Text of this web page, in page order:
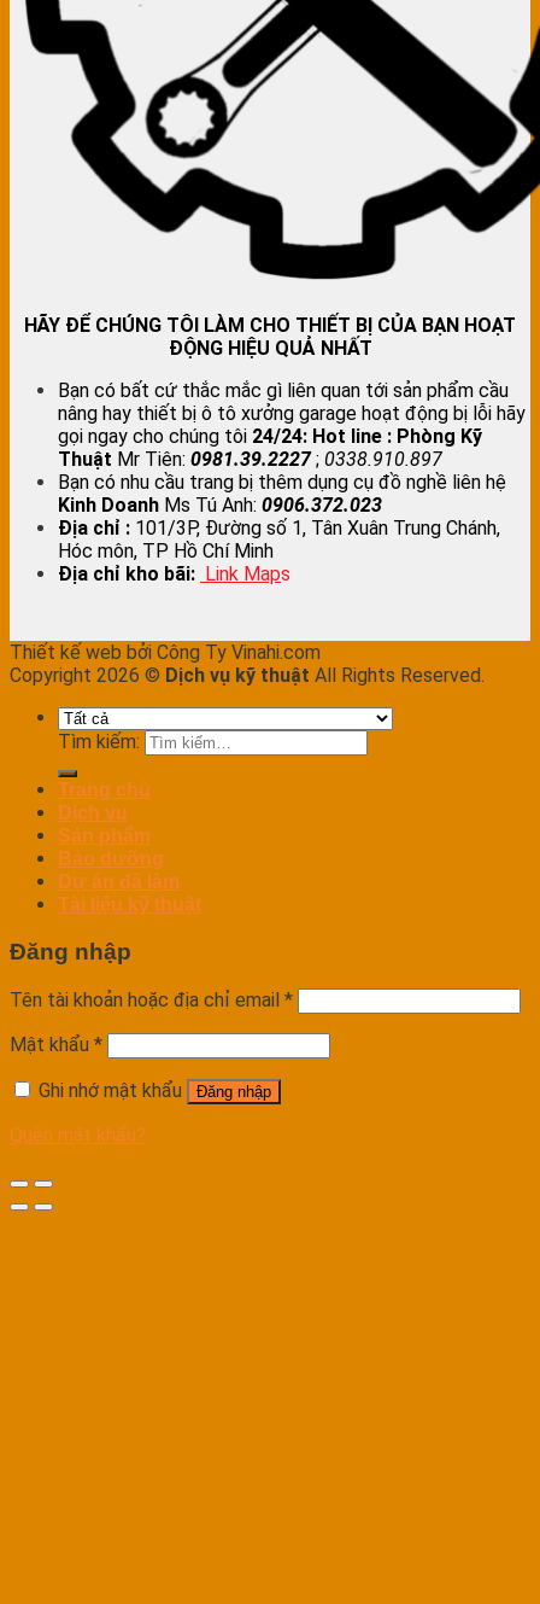
HÃY ĐỂ CHÚNG TÔI LÀM CHO THIẾT BỊ CỦA BẠN HOẠT
ĐỘNG HIỆU QUẢ NHẤT
Bạn có bất cứ thắc mắc gì liên quan tới sản phẩm cầu
nâng hay thiết bị ô tô xưởng garage hoạt động bị lỗi hãy
gọi ngay cho chúng tôi 24/24: Hot line : Phòng Kỹ
Thuật Mr Tiên: 0981.39.2227; 0338.910.897
Bạn có nhu cầu trang bị thêm dụng cụ đồ nghề liên hệ
Kinh Doanh Ms Tú Anh: 0906.372.023
Địa chỉ : 101/3P, Đường số 1, Tân Xuân Trung Chánh,
Hóc môn, TP Hồ Chí Minh
Địa chỉ kho bãi: Link Maps
Thiết kế web bởi Công Ty Vinahi.com
Copyright 2026 © Dịch vụ kỹ thuật All Rights Reserved.
Tìm kiếm:
Trang chủ
Dịch vụ
Sản phẩm
Bảo dưỡng
Dự án đã làm
Tài liệu kỹ thuật
Đăng nhập
Tên tài khoản hoặc địa chỉ email *
Mật khẩu *
Ghi nhớ mật khẩu
Đăng nhập
Quên mật khẩu?